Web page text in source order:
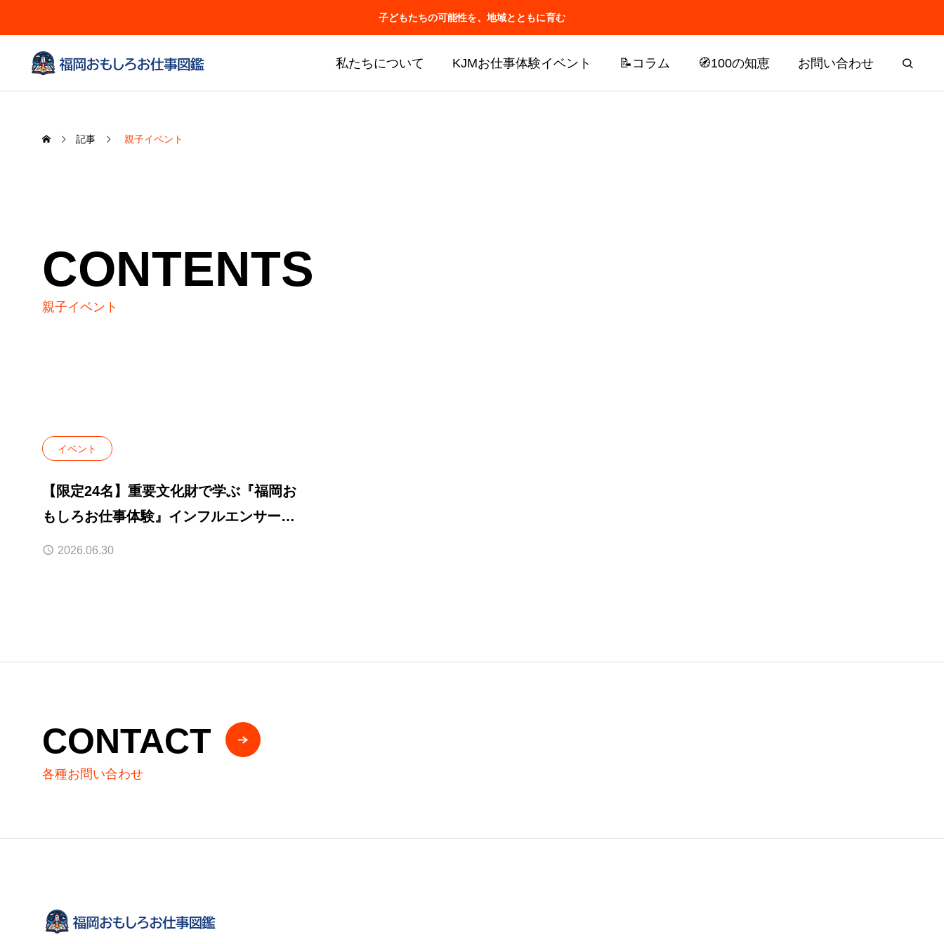
子どもたちの可能性を、地域とともに育む
私たちについて KJMお仕事体験イベント 📝コラム 🧭100の知恵 お問い合わせ
記事 親子イベント
CONTENTS
親子イベント
イベント
【限定24名】重要文化財で学ぶ『福岡お
もしろお仕事体験』インフルエンサー編
｜一般申込開始
2026.06.30
CONTACT
各種お問い合わせ